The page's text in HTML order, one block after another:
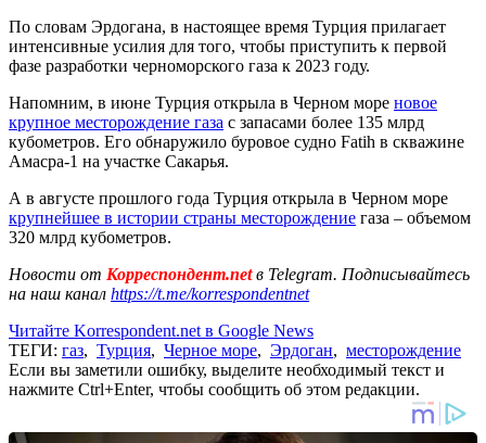
По словам Эрдогана, в настоящее время Турция прилагает
интенсивные усилия для того, чтобы приступить к первой
фазе разработки черноморского газа к 2023 году.
Напомним, в июне Турция открыла в Черном море новое
крупное месторождение газа с запасами более 135 млрд
кубометров. Его обнаружило буровое судно Fatih в скважине
Амасра-1 на участке Сакарья.
А в августе прошлого года Турция открыла в Черном море
крупнейшее в истории страны месторождение газа – объемом
320 млрд кубометров.
Новости от Корреспондент.netв Telegram. Подписывайтесь
на наш канал https://t.me/korrespondentnet
Читайте Korrespondent.net в Google News
ТЕГИ: газ, Турция, Черное море, Эрдоган, месторождение
Если вы заметили ошибку, выделите необходимый текст и
нажмите Ctrl+Enter, чтобы сообщить об этом редакции.